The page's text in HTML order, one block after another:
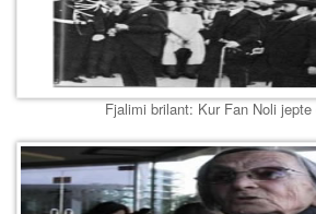
Fjalimi brilant: Kur Fan Noli jepte